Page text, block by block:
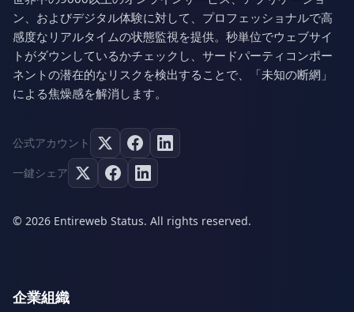
ン、およびデジタル体験に対して、プロフェッショナルで高
感度なリアルタイムの状態監視を提供。秒単位でウェブサイ
トがダウンしているかチェックし、サードパーティコンポー
ネントの潜在的なリスクを検出することで、「未知の断網」
による焦燥感を解消します。
公式アカウント
一鍵シェア
© 2026 Entireweb Status. All rights reserved.
企業組織